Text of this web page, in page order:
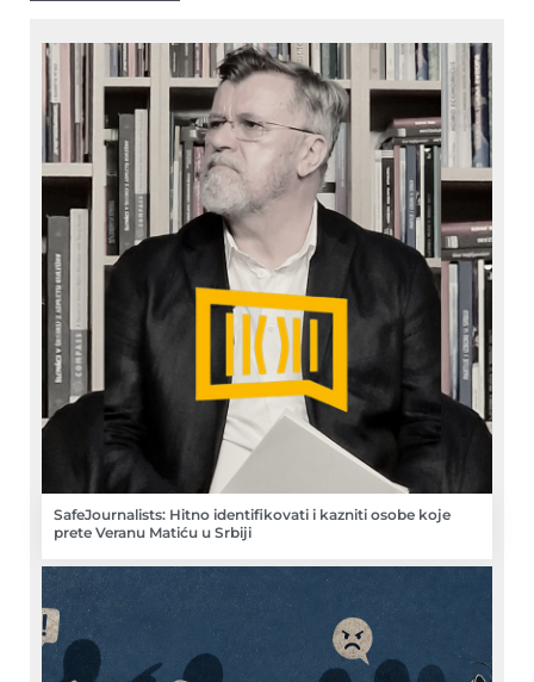
SafeJournalists: Hitno identifikovati i kazniti osobe koje
prete Veranu Matiću u Srbiji